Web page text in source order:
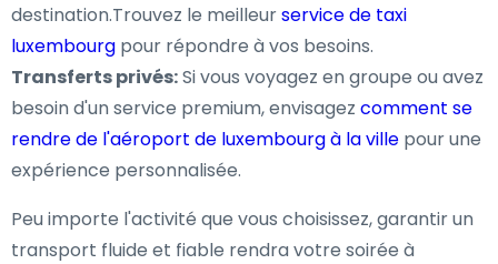
destination.Trouvez le meilleurservice de taxi
luxembourg pour répondre à vos besoins.
Transferts privés:Si vous voyagez en groupe ou avez
besoin d'un service premium, envisagez comment se
rendre de l'aéroport de luxembourg à la ville pour une
expérience personnalisée.
Peu importe l'activité que vous choisissez, garantir un
transport fluide et fiable rendra votre soirée à